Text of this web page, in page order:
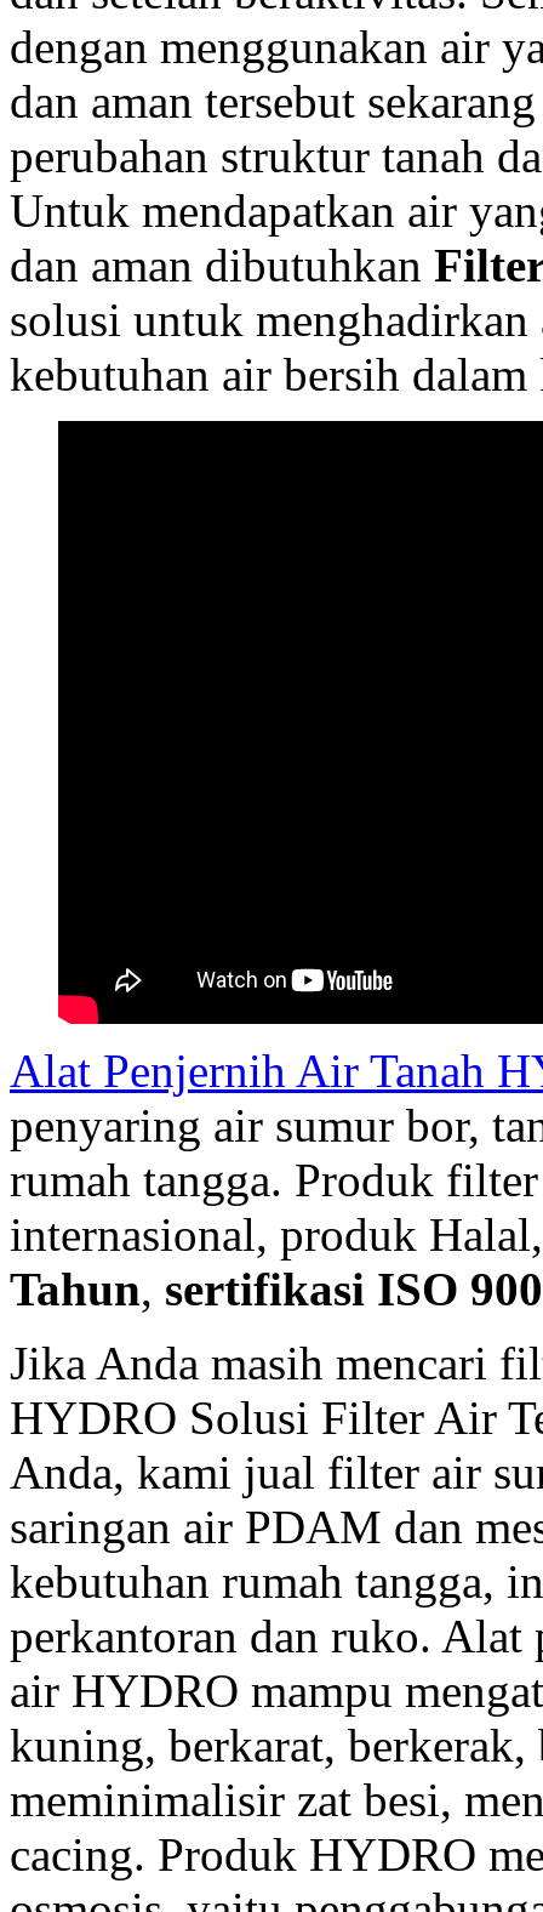
dengan menggunakan air
dan aman tersebut
perubahan struktur tanah
Untuk mendapatkan air
dan aman dibutuhkan
solusi untuk
kebutuhan air bersih
Alat Penjernih Air Tanah
penyaring air sumur bor,
rumah tangga. Produk
internasional, produk
Tahun, sertifikasi ISO
Jika Anda masih mencari
HYDRO Solusi Filter Air
Anda, kami jual filter air
saringan air PDAM dan
kebutuhan rumah tangga,
perkantoran dan ruko. Alat
air HYDRO mampu
kuning, berkarat,
meminimalisir zat besi,
cacing. Produk HYDRO